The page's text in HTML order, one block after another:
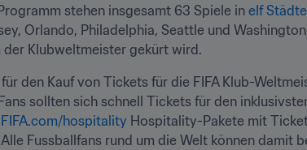
stehen insgesamt 63 Spiele in elf
Orlando, Philadelphia, Seattle und
der Klubweltmeister gekürt wird.
den Kauf von Tickets für die FIFA Klub-
sollten sich schnell Tickets für den
FIFA.com/hospitality
Alle Fussballfans rund um die Welt können damit